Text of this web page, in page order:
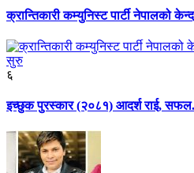
क्रान्तिकारी कम्युनिस्ट पार्टी नेपालको
६
इच्छुक पुरस्कार (२०८१) आदर्श राई,